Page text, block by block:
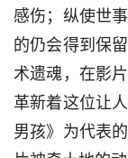
感伤；纵使世
的仍会得到保
术遗魂，在影
革新着这位让
男孩》为代表